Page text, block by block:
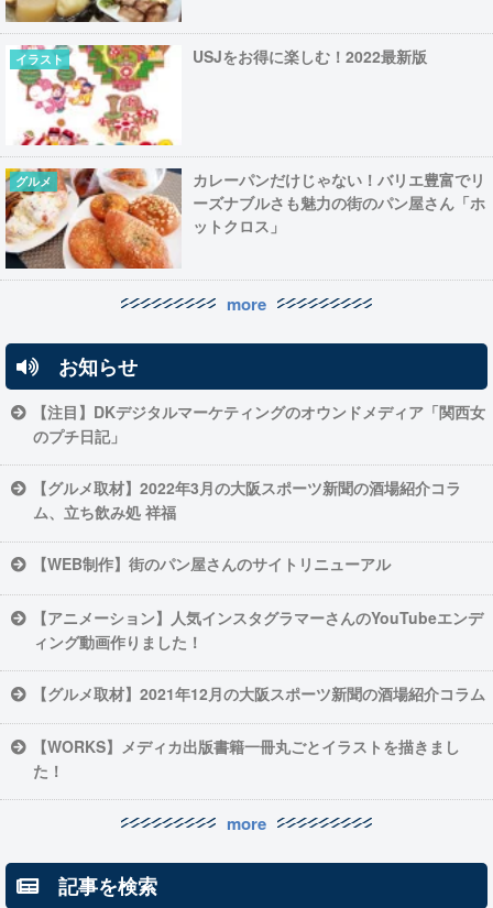
イラスト USJをお得に楽しむ！2022最新版
グルメ
カレーパンだけじゃない！バリエ豊富でリ
ーズナブルさも魅力の街のパン屋さん「ホ
ットクロス」
more
お知らせ
【注目】DKデジタルマーケティングのオウンドメディア「関西女
のプチ日記」
【グルメ取材】2022年3月の大阪スポーツ新聞の酒場紹介コラ
ム、立ち飲み処 祥福
【WEB制作】街のパン屋さんのサイトリニューアル
【アニメーション】人気インスタグラマーさんのYouTubeエンデ
ィング動画作りました！
【グルメ取材】2021年12月の大阪スポーツ新聞の酒場紹介コラム
【WORKS】メディカ出版書籍一冊丸ごとイラストを描きまし
た！
more
記事を検索